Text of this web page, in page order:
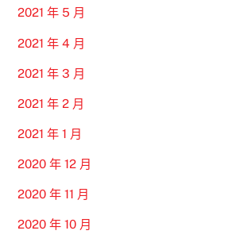
2021 年 5 月
2021 年 4 月
2021 年 3 月
2021 年 2 月
2021 年 1 月
2020 年 12 月
2020 年 11 月
2020 年 10 月